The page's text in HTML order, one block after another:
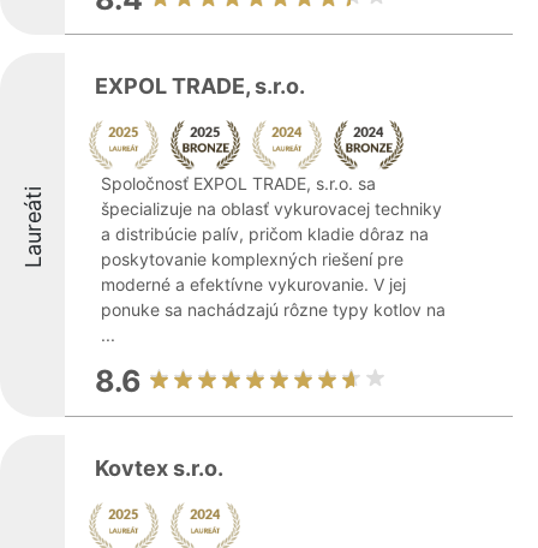
Laureáti
EXPOL TRADE, s.r.o.
Spoločnosť EXPOL TRADE, s.r.o. sa
špecializuje na oblasť vykurovacej techniky
a distribúcie palív, pričom kladie dôraz na
poskytovanie komplexných riešení pre
moderné a efektívne vykurovanie. V jej
ponuke sa nachádzajú rôzne typy kotlov na
...
8.6
Kovtex s.r.o.